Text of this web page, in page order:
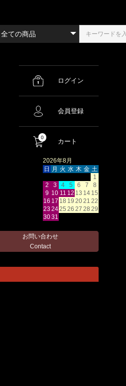
ログイン
会員登録
0
カート
2026年8月
日
月 火 水 木 金 土
1
2
3 4 5 6 7
8
9 10 11 12 13 14 15
16 17 18 19 2021 22
232425 26 27 28 29
3031
お問い合わせ
Contact